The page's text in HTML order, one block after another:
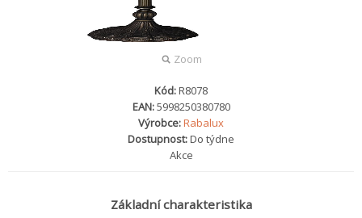
Zoom
Kód:R8078
EAN:5998250380780
Výrobce:Rabalux
Dostupnost:Do týdne
Akce
Základní charakteristika